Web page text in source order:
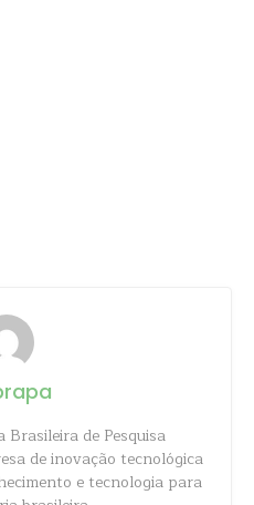
de Pesquisa
de inovação tecnológica
e tecnologia para